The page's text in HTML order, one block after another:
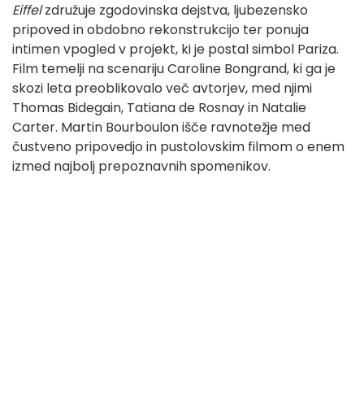
Eiffelzdružuje zgodovinska dejstva, ljubezensko
pripoved in obdobno rekonstrukcijo ter ponuja
intimen vpogled v projekt, ki je postal simbol Pariza.
Film temelji na scenariju Caroline Bongrand, ki ga je
skozi leta preoblikovalo več avtorjev, med njimi
Thomas Bidegain, Tatiana de Rosnay in Natalie
Carter. Martin Bourboulon išče ravnotežje med
čustveno pripovedjo in pustolovskim filmom o enem
izmed najbolj prepoznavnih spomenikov.